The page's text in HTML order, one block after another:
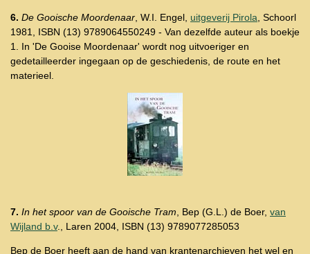
6. De Gooische Moordenaar , W.I. Engel, uitgeverij Pirola , Schoorl
1981, ISBN (13) 9789064550249 - Van dezelfde auteur als boekje
1. In 'De Gooise Moordenaar' wordt nog uitvoeriger en
gedetailleerder ingegaan op de geschiedenis, de route en het
materieel.
7. In het spoor van de Gooische Tram , Bep (G.L.) de Boer, van
Wijland b.v., Laren 2004, ISBN (13) 9789077285053
Bep de Boer heeft aan de hand van krantenarchieven het wel en